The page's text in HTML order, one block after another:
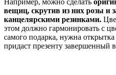
Например, можно сделать
вещиц, скрутив из них розы и
канцелярскими резинками.
этом должно гармонировать с
самого подарка, нужна
придаст презенту завершенный